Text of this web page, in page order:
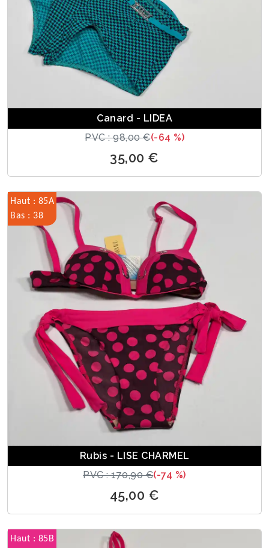
Canard - LIDEA
PVC : 98,00 €(-64 %)
35,00 €
Haut : 85A
Bas : 38
Rubis - LISE CHARMEL
PVC : 170,90 €(-74 %)
45,00 €
Haut : 85B